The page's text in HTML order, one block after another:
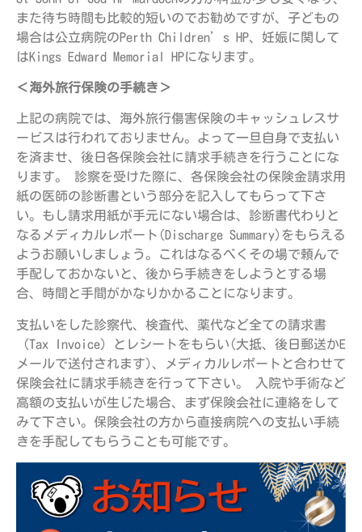
また待ち時間も比較的短いのでお勧めですが、子どもの
場合は公立病院のPerth Children’s HP、妊娠に関して
はKings Edward Memorial HPになります。
＜海外旅行保険の手続き＞
上記の病院では、海外旅行傷害保険のキャッシュレスサ
ービスは行われておりません。よって一旦自身で支払い
を済ませ、後日各保険会社に請求手続きを行うことにな
ります。 診察を受けた際に、各保険会社の保険金請求用
紙の医師の診断書という部分を記入してもらって下さ
い。もし請求用紙が手元にない場合は、診断書代わりと
なるメディカルレポート(Discharge Summary)をもらえる
ようお願いしましょう。これはなるべくその場で頼んで
手配しておかないと、後から手続きをしようとする場
合、時間と手間がかなりかかることになります。
支払いをした診察代、検査代、薬代など全ての請求書
（Tax Invoice）とレシートをもらい(大抵、後日郵送かE
メールで送付されます)、メディカルレポートと合わせて
保険会社に請求手続きを行って下さい。 入院や手術など
高額の支払いが生じた場合、まず保険会社に連絡をして
みて下さい。保険会社の方から直接病院への支払い手続
きを手配してもらうことも可能です。